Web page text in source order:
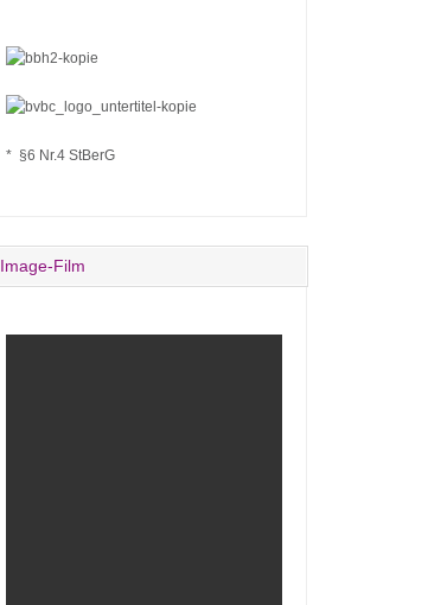
* §6 Nr.4 StBerG
Image-Film